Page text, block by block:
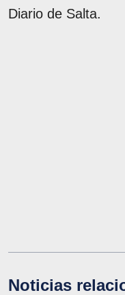
Diario de Salta.
Noticias